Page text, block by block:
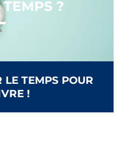
TEMPS ?
LE TEMPS POUR
!